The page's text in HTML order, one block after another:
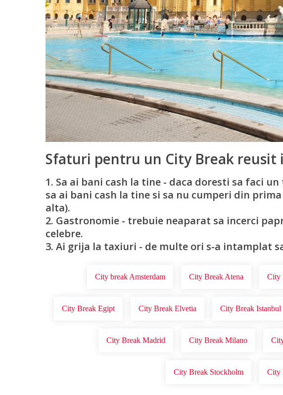
Sfaturi pentru un City Break reusit
1. Sa ai bani cash la tine - daca doresti sa faci
sa ai bani cash la tine si sa nu cumperi din
alta).
2. Gastronomie - trebuie neaparat sa incerci
celebre.
3. Ai grija la taxiuri - de multe ori s-a intamplat
City break Amsterdam City Break Atena City
City Break Egipt City Break Elvetia City Break Istanbul
City Break Madrid City Break Milano
City Break Stockholm City